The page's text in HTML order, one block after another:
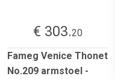
€ 303.20
Fameg Venice Thonet
No.209 armstoel -